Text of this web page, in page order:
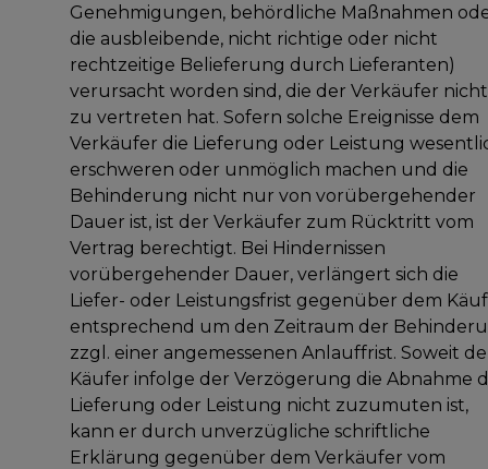
Genehmigungen, behördliche Maßnahmen
die ausbleibende, nicht richtige oder nicht
rechtzeitige Belieferung durch Lieferanten)
verursacht worden sind, die der Verkäufer nicht
zu vertreten hat. Sofern solche Ereignisse dem
Verkäufer die Lieferung oder Leistung
erschweren oder unmöglich machen und die
Behinderung nicht nur von vorübergehender
Dauer ist, ist der Verkäufer zum Rücktritt vom
Vertrag berechtigt. Bei Hindernissen
vorübergehender Dauer, verlängert sich die
Liefer- oder Leistungsfrist gegenüber dem
entsprechend um den Zeitraum der
zzgl. einer angemessenen Anlauffrist. Soweit
Käufer infolge der Verzögerung die Abnahme
Lieferung oder Leistung nicht zuzumuten ist,
kann er durch unverzügliche schriftliche
Erklärung gegenüber dem Verkäufer vom